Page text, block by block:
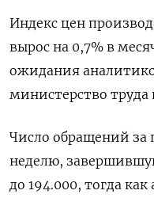
Индекс цен
вырос на 0,7% в
ожидания
министерство труда
Число обращений за
неделю,
до 194.000​​, тогда